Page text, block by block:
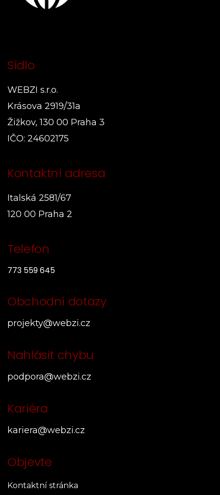
Sídlo
WEBZI s.r.o.
Krásova 2919/31a
Žižkov, 130 00 Praha 3
IČO: 24602175
Kontaktní adresa
Italská 2581/67
120 00 Praha 2
Telefon
773 559 645
Obchodní dotazy
projekty@webzi.cz
Nahlásit chybu
podpora@webzi.cz
Kariéra
kariera@webzi.cz
Objevte
Kontaktní stránka